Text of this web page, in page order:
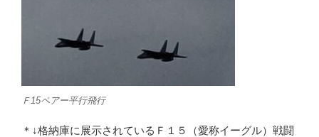
Ｆ15ペアー平行飛行
＊↓格納庫に展示されているＦ１５（愛称イーグル）戦闘